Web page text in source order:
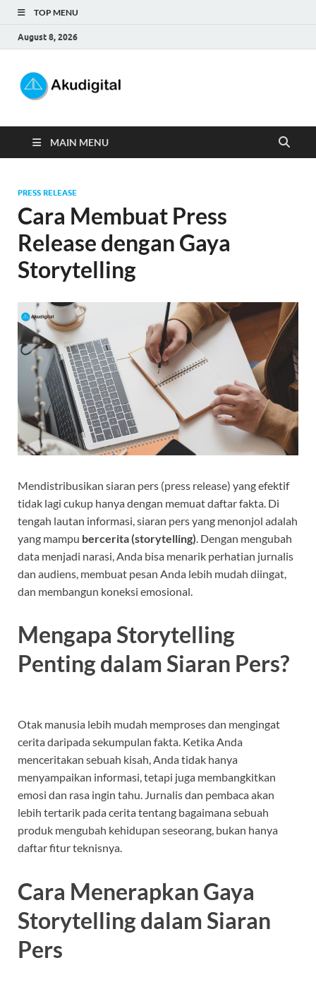
TOP MENU
August 8, 2026
MAIN MENU
PRESS RELEASE
Cara Membuat Press
Release dengan Gaya
Storytelling
Mendistribusikan siaran pers (press release) yang efektif
tidak lagi cukup hanya dengan memuat daftar fakta. Di
tengah lautan informasi, siaran pers yang menonjol adalah
yang mampu bercerita (storytelling) . Dengan mengubah
data menjadi narasi, Anda bisa menarik perhatian jurnalis
dan audiens, membuat pesan Anda lebih mudah diingat,
dan membangun koneksi emosional.
Mengapa Storytelling
Penting dalam Siaran Pers?
Otak manusia lebih mudah memproses dan mengingat
cerita daripada sekumpulan fakta. Ketika Anda
menceritakan sebuah kisah, Anda tidak hanya
menyampaikan informasi, tetapi juga membangkitkan
emosi dan rasa ingin tahu. Jurnalis dan pembaca akan
lebih tertarik pada cerita tentang bagaimana sebuah
produk mengubah kehidupan seseorang, bukan hanya
daftar fitur teknisnya.
Cara Menerapkan Gaya
Storytelling dalam Siaran
Pers